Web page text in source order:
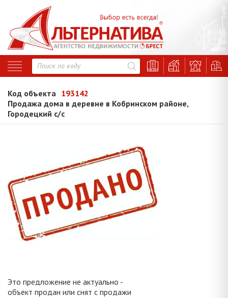
Код объекта 193142
Продажа дома в деревне в Кобринском районе,
Городецкий с/с
Это предложение не актуально -
объект продан или снят с продажи